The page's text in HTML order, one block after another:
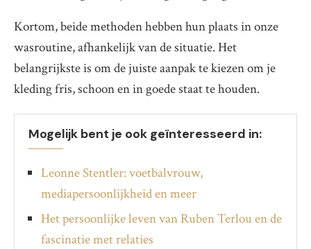
Kortom, beide methoden hebben hun plaats in onze
wasroutine, afhankelijk van de situatie. Het
belangrijkste is om de juiste aanpak te kiezen om je
kleding fris, schoon en in goede staat te houden.
Mogelijk bent je ook geïnteresseerd in:
Leonne Stentler: voetbalvrouw,
mediapersoonlijkheid en meer
Het persoonlijke leven van Ruben Terlou en de
fascinatie met relaties